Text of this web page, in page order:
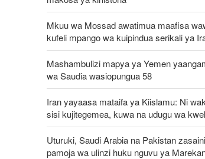
Mkuu wa Mossad awatimua maafisa
kufeli mpango wa kuipindua serikali ya
Mashambulizi mapya ya Yemen
wa Saudia wasiopungua 58
Iran yayaasa mataifa ya Kiislamu: Ni
sisi kujitegemea, kuwa na udugu wa
Uturuki, Saudi Arabia na Pakistan
pamoja wa ulinzi huku nguvu ya